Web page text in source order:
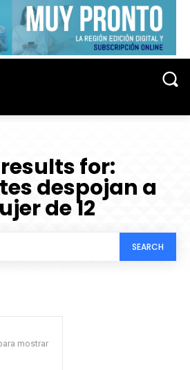
for:
despojan a
de 12
SEARCH
mostrar